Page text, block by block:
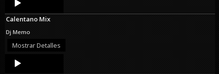
Player
Calentano Mix
Dj Memo
Mostrar Detalles
Audio
Player